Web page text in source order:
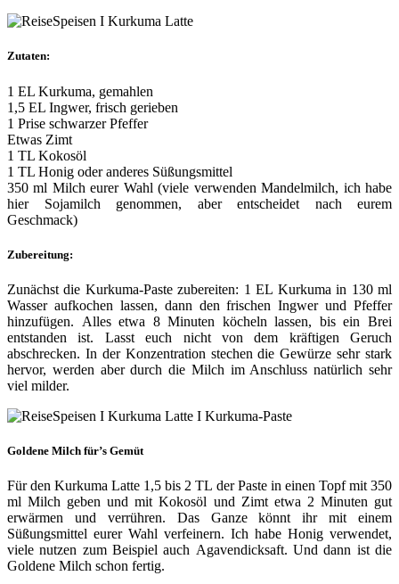
Zutaten:
1 EL Kurkuma, gemahlen
1,5 EL Ingwer, frisch gerieben
1 Prise schwarzer Pfeffer
Etwas Zimt
1 TL Kokosöl
1 TL Honig oder anderes Süßungsmittel
350 ml Milch eurer Wahl (viele verwenden Mandelmilch, ich habe
hier Sojamilch genommen, aber entscheidet nach eurem
Geschmack)
Zubereitung:
Zunächst die Kurkuma-Paste zubereiten: 1 EL Kurkuma in 130 ml
Wasser aufkochen lassen, dann den frischen Ingwer und Pfeffer
hinzufügen. Alles etwa 8 Minuten köcheln lassen, bis ein Brei
entstanden ist. Lasst euch nicht von dem kräftigen Geruch
abschrecken. In der Konzentration stechen die Gewürze sehr stark
hervor, werden aber durch die Milch im Anschluss natürlich sehr
viel milder.
Goldene Milch für’s Gemüt
Für den Kurkuma Latte 1,5 bis 2 TL der Paste in einen Topf mit 350
ml Milch geben und mit Kokosöl und Zimt etwa 2 Minuten gut
erwärmen und verrühren. Das Ganze könnt ihr mit einem
Süßungsmittel eurer Wahl verfeinern. Ich habe Honig verwendet,
viele nutzen zum Beispiel auch Agavendicksaft. Und dann ist die
Goldene Milch schon fertig.